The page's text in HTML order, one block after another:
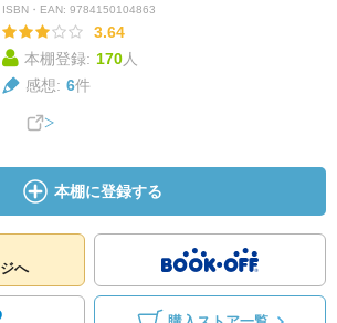
ISBN・EAN: 9784150104863
3.64
本棚登録: 170人
感想: 6件
本棚に登録する
へ